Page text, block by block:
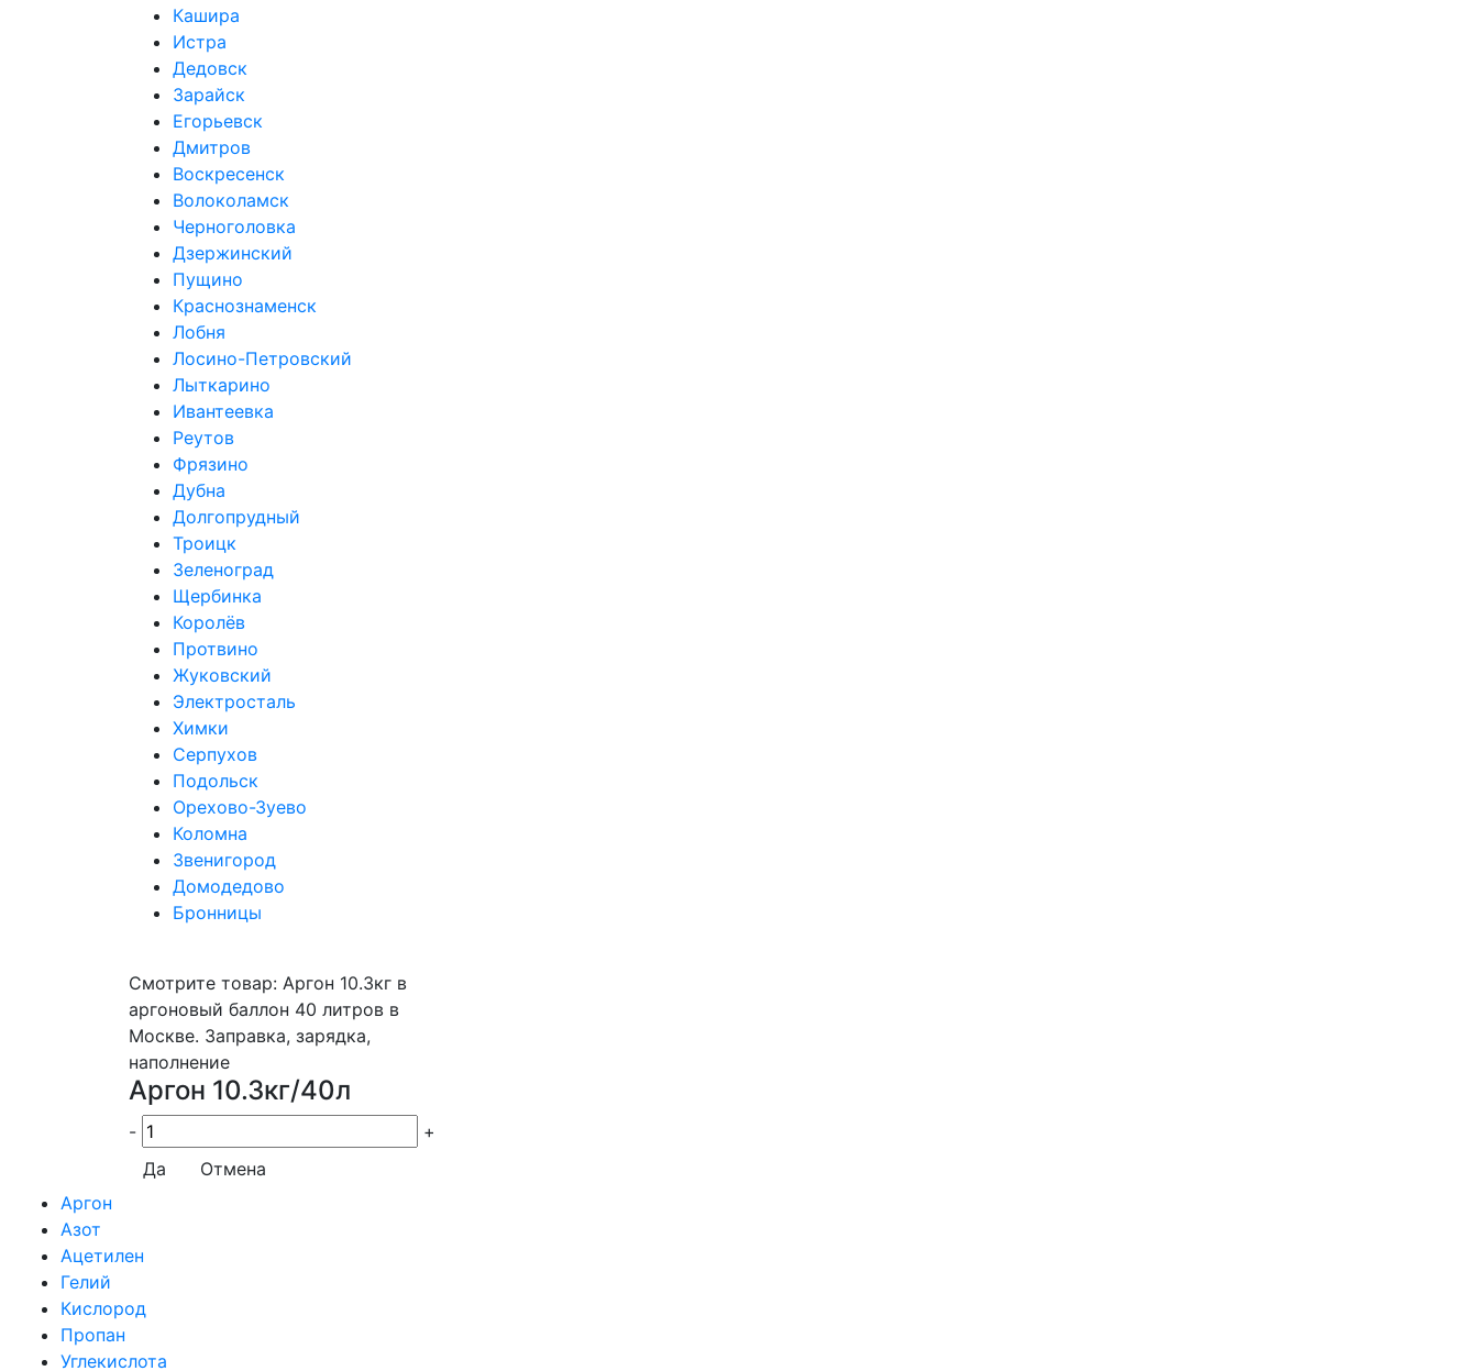
Кашира
Истра
Дедовск
Зарайск
Егорьевск
Дмитров
Воскресенск
Волоколамск
Черноголовка
Дзержинский
Пущино
Краснознаменск
Лобня
Лосино-Петровский
Лыткарино
Ивантеевка
Реутов
Фрязино
Дубна
Долгопрудный
Троицк
Зеленоград
Щербинка
Королёв
Протвино
Жуковский
Электросталь
Химки
Серпухов
Подольск
Орехово-Зуево
Коломна
Звенигород
Домодедово
Бронницы
Смотрите товар: Аргон 10.3кг в
аргоновый баллон 40 литров в
Москве. Заправка, зарядка,
наполнение
Аргон 10.3кг/40л
-
+
Да
Отмена
Аргон
Азот
Ацетилен
Гелий
Кислород
Пропан
Углекислота